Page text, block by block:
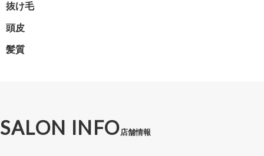
抜け毛
頭皮
髪質
SALON INFO 店舗情報